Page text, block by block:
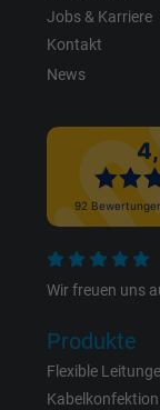
Name
Anbieter
Laufzeit
Zweck
Name
Laufzeit
Jobs & Karriere
Kontakt
News
Wir freuen uns
Produkte
Flexible
Kabelkonfektion